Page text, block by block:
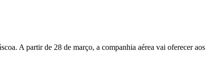
A partir de 28 de março, a companhia aérea vai oferecer aos